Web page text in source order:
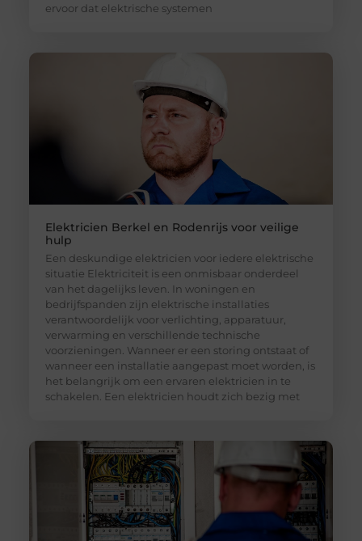
ervoor dat elektrische systemen
Elektricien Berkel en Rodenrijs voor veilige
hulp
Een deskundige elektricien voor iedere elektrische
situatie Elektriciteit is een onmisbaar onderdeel
van het dagelijks leven. In woningen en
bedrijfspanden zijn elektrische installaties
verantwoordelijk voor verlichting, apparatuur,
verwarming en verschillende technische
voorzieningen. Wanneer er een storing ontstaat of
wanneer een installatie aangepast moet worden, is
het belangrijk om een ervaren elektricien in te
schakelen. Een elektricien houdt zich bezig met